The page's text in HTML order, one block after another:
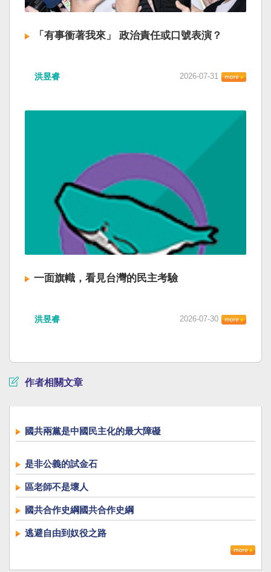
「有事衝著我來」 政治責任或口號表演？
洪昱睿 2026-07-31
一面旗幟，看見台灣的民主考驗
洪昱睿 2026-07-30
作者相關文章
國共兩黨是中國民主化的最大障礙
是非公義的試金石
區老師不是壞人
國共合作史綱國共合作史綱
逃避自由到奴役之路